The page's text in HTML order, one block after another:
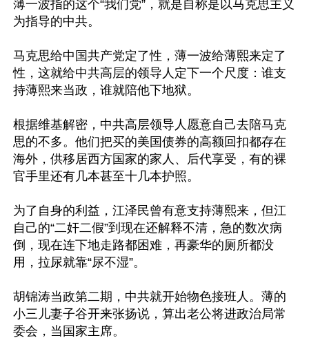
薄一波指的这个“我们党”，就是自称是以马克思主义
为指导的中共。
马克思给中国共产党定了性，薄一波给薄熙来定了
性，这就给中共高层的领导人定下一个尺度：谁支
持薄熙来当政，谁就陪他下地狱。
根据维基解密，中共高层领导人愿意自己去陪马克
思的不多。他们把买的美国债券的高额回扣都存在
海外，供移居西方国家的家人、后代享受，有的裸
官手里还有几本甚至十几本护照。
为了自身的利益，江泽民曾有意支持薄熙来，但江
自己的“二奸二假”到现在还解释不清，急的数次病
倒，现在连下地走路都困难，再豪华的厕所都没
用，拉尿就靠“尿不湿”。
胡锦涛当政第二期，中共就开始物色接班人。薄的
小三儿妻子谷开来张扬说，算出老公将进政治局常
委会，当国家主席。